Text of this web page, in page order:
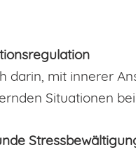
darin, mit innerer
Situationen